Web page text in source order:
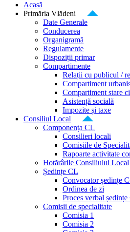
Acasă
Primăria Vlădeni
Date Generale
Conducerea
Organigramă
Regulamente
Dispoziții primar
Compartimente
Relații cu publicul /
Compartiment
Compartiment stare
Asistență socială
Impozite și taxe
Consiliul Local
Componența CL
Consilieri locali
Comisiile de
Rapoarte activitate
Hotărârile Consiliului Local
Ședințe CL
Convocator ședințe
Ordinea de zi
Proces verbal
Comisii de specialitate
Comisia 1
Comisia 2